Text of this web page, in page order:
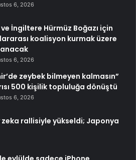
6, 2026
ve İngiltere Hürmüz Boğazı için
koalisyon kurmak üzere
6, 2026
zeybek bilmeyen kalmasın”
500 kişilik topluluğa dönüştü
6, 2026
rallisiyle yükseldi; Japonya